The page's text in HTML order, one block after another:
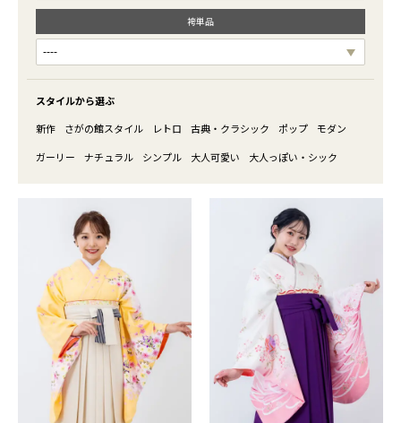
袴単品
スタイルから選ぶ
新作
さがの館スタイル レトロ 古典・クラシック ポップ
モダン
ガーリー
ナチュラル シンプル 大人可愛い 大人っぽい・シック